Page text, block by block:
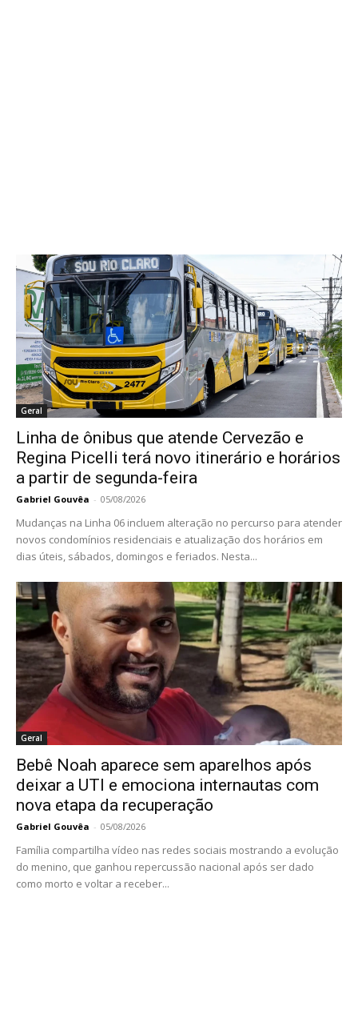
Geral
Linha de ônibus que atende Cervezão e
Regina Picelli terá novo itinerário e horários
a partir de segunda-feira
Gabriel Gouvêa - 05/08/2026
Mudanças na Linha 06 incluem alteração no percurso para atender
novos condomínios residenciais e atualização dos horários em
dias úteis, sábados, domingos e feriados. Nesta...
Geral
Bebê Noah aparece sem aparelhos após
deixar a UTI e emociona internautas com
nova etapa da recuperação
Gabriel Gouvêa - 05/08/2026
Família compartilha vídeo nas redes sociais mostrando a evolução
do menino, que ganhou repercussão nacional após ser dado
como morto e voltar a receber...